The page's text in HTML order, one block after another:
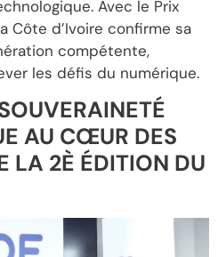
Avec le Prix
Côte d’Ivoire confirme sa
compétente,
les défis du numérique.
AU CŒUR DES
LA 2È ÉDITION DU